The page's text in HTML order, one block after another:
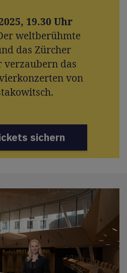
19.30 Uhr
weltberühmte
das Zürcher
verzaubern das
von
sichern